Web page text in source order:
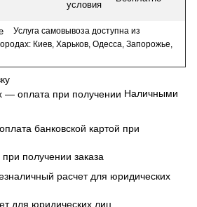
условия
Услуга самовывоза доступна из
Киев, Харьков, Одесса, Запорожье,
Наличными
получении заказа
для юридических лиц